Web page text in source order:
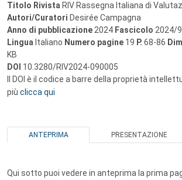
Titolo Rivista RIV Rassegna Italiana di
Autori/Curatori Desirée Campagna
Anno di pubblicazione 2024 Fascicolo 2024/
Lingua Italiano Numero pagine 19 P. 68-86
KB
DOI 10.3280/RIV2024-090005
Il DOI è il codice a barre della proprietà
più clicca qui
ANTEPRIMA PRESENTAZIONE
Qui sotto puoi vedere in anteprima la prima